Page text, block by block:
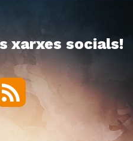
xarxes socials!
RSS